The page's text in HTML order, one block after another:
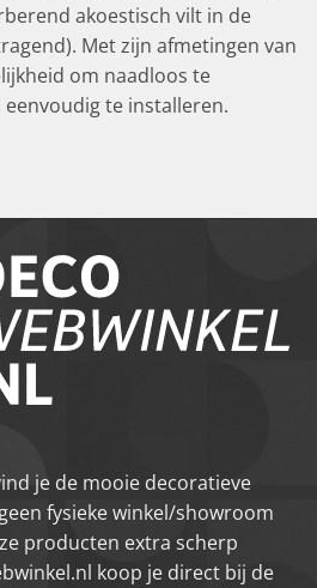
akoestisch vilt in de
Met zijn afmetingen van
om naadloos te
te installeren.
je de mooie decoratieve
fysieke winkel/showroom
producten extra scherp
koop je direct bij de